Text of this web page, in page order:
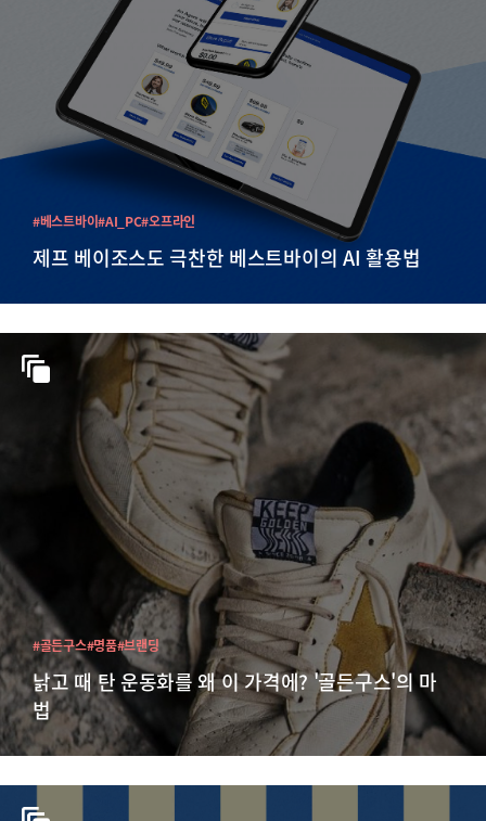
제프 베이조스도 극찬한 베스트바이의 AI 활용법
#베스트바이#AI_PC#오프라인
낡고 때 탄 운동화를 왜 이 가격에? '골든구스'의 마
법
#골든구스#명품#브랜딩